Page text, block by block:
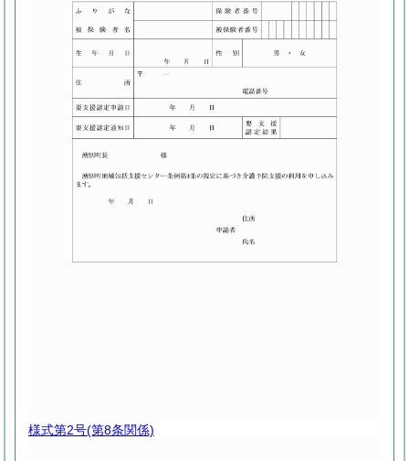
様式第2号(第8条関係)